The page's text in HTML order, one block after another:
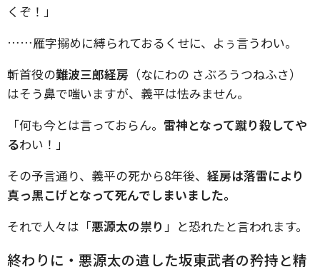
くぞ！」
……雁字搦めに縛られておるくせに、よぅ言うわい。
斬首役の難波三郎経房 （なにわの さぶろうつねふさ）
はそう鼻で嗤いますが、義平は怯みません。
「何も今とは言っておらん。 雷神となって蹴り殺してや
るわい！」
その予言通り、義平の死から8年後、 経房は落雷により
真っ黒こげとなって死んでしまいました。
それで人々は「悪源太の祟り 」と恐れたと言われます。
終わりに・悪源太の遺した坂東武者の矜持と精